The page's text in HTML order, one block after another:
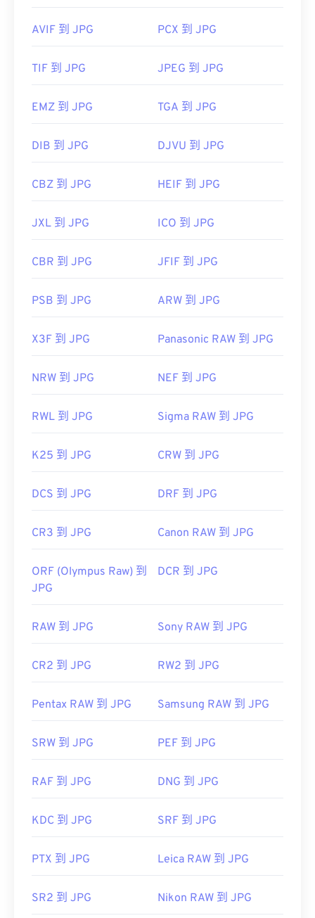
AVIF 到 JPG PCX 到 JPG
TIF 到 JPG JPEG 到 JPG
EMZ 到 JPG TGA 到 JPG
DIB 到 JPG DJVU 到 JPG
CBZ 到 JPG HEIF 到 JPG
JXL 到 JPG ICO 到 JPG
CBR 到 JPG JFIF 到 JPG
PSB 到 JPG ARW 到 JPG
X3F 到 JPG Panasonic RAW 到 JPG
NRW 到 JPG NEF 到 JPG
RWL 到 JPG Sigma RAW 到 JPG
K25 到 JPG CRW 到 JPG
DCS 到 JPG DRF 到 JPG
CR3 到 JPG Canon RAW 到 JPG
ORF (Olympus Raw) 到
JPG
DCR 到 JPG
RAW 到 JPG Sony RAW 到 JPG
CR2 到 JPG RW2 到 JPG
Pentax RAW 到 JPG Samsung RAW 到 JPG
SRW 到 JPG PEF 到 JPG
RAF 到 JPG DNG 到 JPG
KDC 到 JPG SRF 到 JPG
PTX 到 JPG Leica RAW 到 JPG
SR2 到 JPG Nikon RAW 到 JPG